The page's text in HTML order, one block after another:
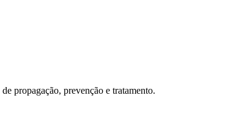
propagação, prevenção e tratamento.